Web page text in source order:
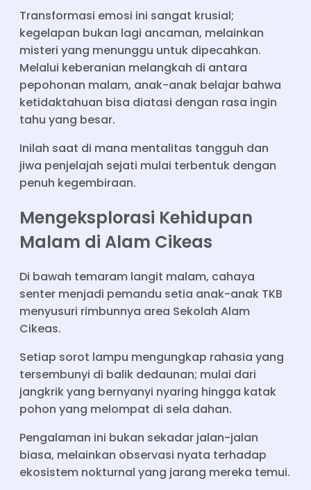
Transformasi emosi ini sangat krusial;
kegelapan bukan lagi ancaman, melainkan
misteri yang menunggu untuk dipecahkan.
Melalui keberanian melangkah di antara
pepohonan malam, anak-anak belajar bahwa
ketidaktahuan bisa diatasi dengan rasa ingin
tahu yang besar.
Inilah saat di mana mentalitas tangguh dan
jiwa penjelajah sejati mulai terbentuk dengan
penuh kegembiraan.
Mengeksplorasi Kehidupan
Malam di Alam Cikeas
Di bawah temaram langit malam, cahaya
senter menjadi pemandu setia anak-anak TKB
menyusuri rimbunnya area Sekolah Alam
Cikeas.
Setiap sorot lampu mengungkap rahasia yang
tersembunyi di balik dedaunan; mulai dari
jangkrik yang bernyanyi nyaring hingga katak
pohon yang melompat di sela dahan.
Pengalaman ini bukan sekadar jalan-jalan
biasa, melainkan observasi nyata terhadap
ekosistem nokturnal yang jarang mereka temui.